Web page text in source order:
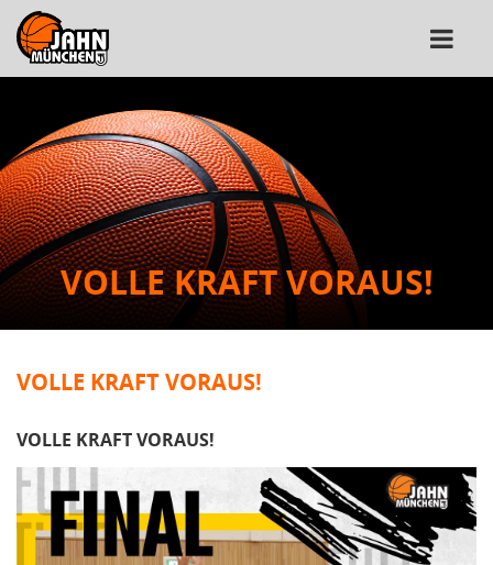
VOLLE KRAFT VORAUS!
VOLLE KRAFT VORAUS!
VOLLE KRAFT VORAUS!